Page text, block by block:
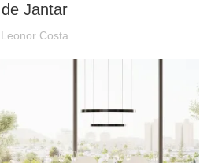
de Jantar
Leonor Costa